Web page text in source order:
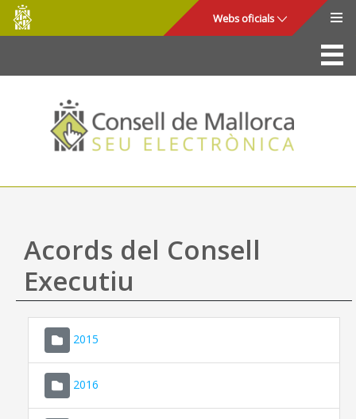
Salta al contingut principal
Consell
de
Mallorca
Webs oficials
La Seu
Consell de Mallorca
Accés i seguretat
Utilitats
Ajuda
Acords del Consell
Executiu
2015
2016